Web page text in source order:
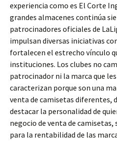
experiencia como es El Corte
grandes almacenes continúa
patrocinadores oficiales de
impulsan diversas iniciativas
fortalecen el estrecho vínculo
instituciones. Los clubes no
patrocinador ni la marca que
caracterizan porque son una
venta de camisetas diferentes,
destacar la personalidad de
negocio de venta de
para la rentabilidad de las